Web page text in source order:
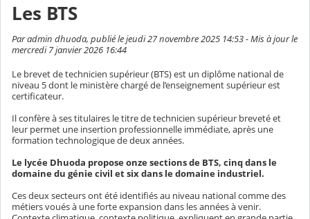
Les BTS
Par admin dhuoda, publié le jeudi 27 novembre 2025 14:53 - Mis à jour le
mercredi 7 janvier 2026 16:44
Le brevet de technicien supérieur (BTS) est un diplôme national de
niveau 5 dont le ministère chargé de l’enseignement supérieur est
certificateur.
Il confère à ses titulaires le titre de technicien supérieur breveté et
leur permet une insertion professionnelle immédiate, après une
formation technologique de deux années.
Le lycée Dhuoda propose onze sections de BTS, cinq dans le
domaine du génie civil et six dans le domaine industriel.
Ces deux secteurs ont été identifiés au niveau national comme des
métiers voués à une forte expansion dans les années à venir.